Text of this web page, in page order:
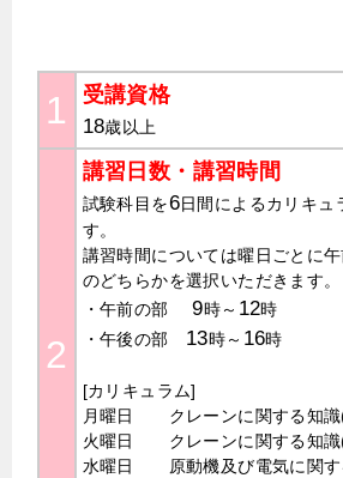
1 受講資格
18歳以上
2
講習日数・講習時間
試験科目を6日間によるカリキュ
す。
講習時間については曜日ごとに
のどちらかを選択いただきます。
・午前の部
9時～ 12時
・午後の部 13時～ 16時
[カリキュラム]
月曜日 クレーンに関する知識
火曜日 クレーンに関する知識
水曜日 原動機及び電気に関す